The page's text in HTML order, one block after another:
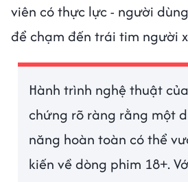
viên có thực lực - người
để chạm đến trái tim người
Hành trình nghệ thuật
chứng rõ ràng rằng một
năng hoàn toàn có thể
kiến về dòng phim 18+.